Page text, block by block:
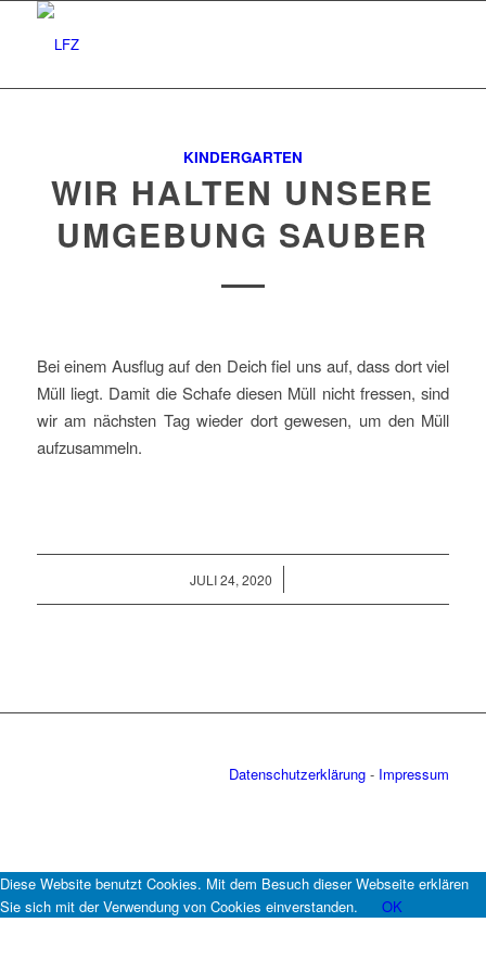
KINDERGARTEN
WIR HALTEN UNSERE
UMGEBUNG SAUBER
Bei einem Ausflug auf den Deich fiel uns auf, dass dort viel
Müll liegt. Damit die Schafe diesen Müll nicht fressen, sind
wir am nächsten Tag wieder dort gewesen, um den Müll
aufzusammeln.
JULI 24, 2020
/
Datenschutzerklärung - Impressum
Diese Website benutzt Cookies. Mit dem Besuch dieser Webseite erklären
Sie sich mit der Verwendung von Cookies einverstanden.
OK